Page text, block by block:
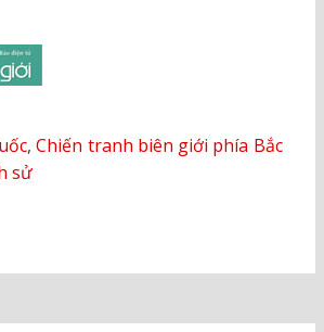
,Chiến tranh biên giới phía Bắc
sử